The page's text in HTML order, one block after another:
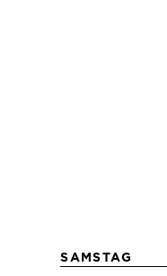
SAMSTAG